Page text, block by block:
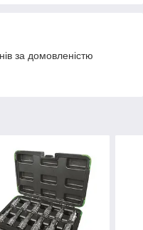
за домовленістю